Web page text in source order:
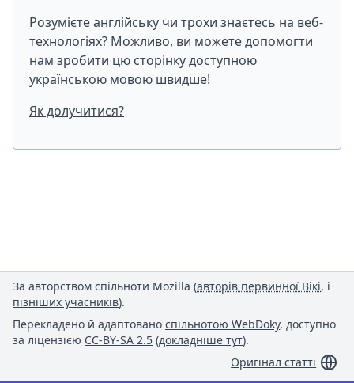
Розумієте англійську чи трохи знаєтесь на веб-
технологіях? Можливо, ви можете допомогти
нам зробити цю сторінку доступною
українською мовою швидше!
Як долучитися?
За авторством спільноти Mozilla (авторів первинної Вікі, і
пізніших учасників).
Перекладено й адаптовано спільнотою WebDoky, доступно
за ліцензією CC-BY-SA 2.5 (докладніше тут).
Оригінал статті